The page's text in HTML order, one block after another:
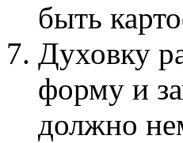
быть
Духовку
форму и
должно